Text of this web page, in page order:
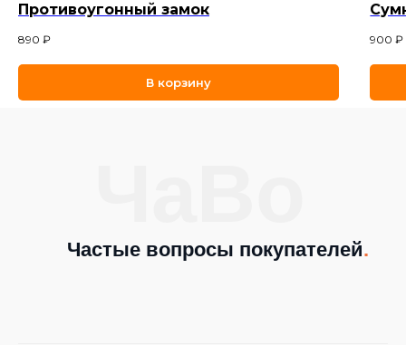
Противоугонный замок
890 ₽
В корзину
900 ₽
Частые вопросы покупателей.